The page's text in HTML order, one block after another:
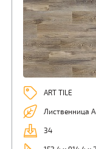
ART TILE
Лиственница
34